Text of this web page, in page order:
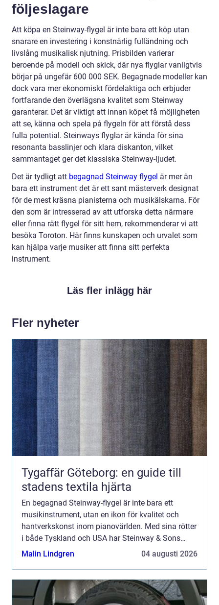
följeslagare
Att köpa en Steinway-flygel är inte bara ett köp utan
snarare en investering i konstnärlig fulländning och
livslång musikalisk njutning. Prisbilden varierar
beroende på modell och skick, där nya flyglar vanligtvis
börjar på ungefär 600 000 SEK. Begagnade modeller kan
dock vara mer ekonomiskt fördelaktiga och erbjuder
fortfarande den överlägsna kvalitet som Steinway
garanterar. Det är viktigt att innan köpet få möjligheten
att se, känna och spela på flygeln för att förstå dess
fulla potential. Steinways flyglar är kända för sina
resonanta basslinjer och klara diskanton, vilket
sammantaget ger det klassiska Steinway-ljudet.
Det är tydligt att begagnad Steinway flygel är mer än
bara ett instrument det är ett sant mästerverk designat
för de mest kräsna pianisterna och musikälskarna. För
den som är intresserad av att utforska detta närmare
eller finna rätt flygel för sitt hem, rekommenderar vi att
besöka Toroton. Här finns kunskapen och urvalet som
kan hjälpa varje musiker att finna sitt perfekta
instrument.
Läs fler inlägg här
Fler nyheter
Tygaffär Göteborg: en guide till
stadens textila hjärta
En begagnad Steinway-flygel är inte bara ett
musikinstrument, utan en ikon för kvalitet och
hantverkskonst inom pianovärlden. Med sina rötter
i både Tyskland och USA har Steinway & Sons
sedan mitten av 1800-talet satt st...
Malin Lindgren 04 augusti 2026